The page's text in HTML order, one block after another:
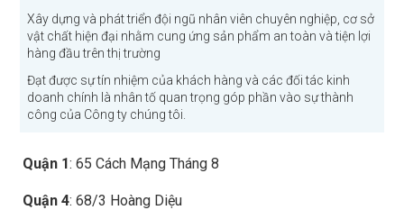
Xây dựng và phát triển đội ngũ nhân viên chuyên nghiệp, cơ sở
vật chất hiện đại nhằm cung ứng sản phẩm an toàn và tiện lợi
hàng đầu trên thị trường
Đạt được sự tín nhiệm của khách hàng và các đối tác kinh
doanh chính là nhân tố quan trọng góp phần vào sự thành
công của Công ty chúng tôi.
Quận 1: 65 Cách Mạng Tháng 8
Quận 4: 68/3 Hoàng Diệu